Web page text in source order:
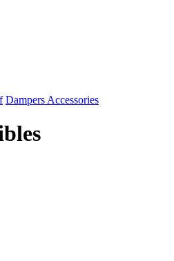
Dampers Accessories